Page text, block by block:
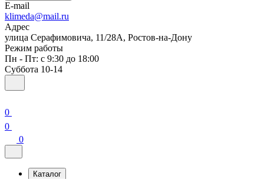
E-mail
klimeda@mail.ru
Адрес
улица Серафимовича, 11/28А, Ростов-на-Дону
Режим работы
Пн - Пт: с 9:30 до 18:00
Суббота 10-14
0
0
0
Каталог